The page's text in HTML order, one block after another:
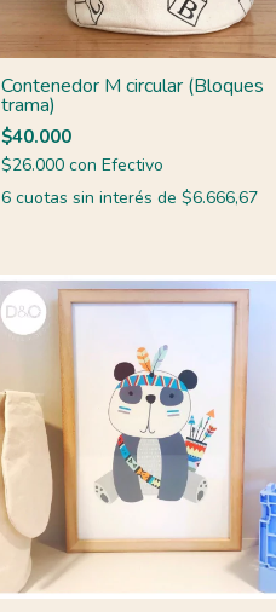
Contenedor M circular (Bloques
trama)
$40.000
$26.000 con Efectivo
6 cuotas sin interés de $6.666,67